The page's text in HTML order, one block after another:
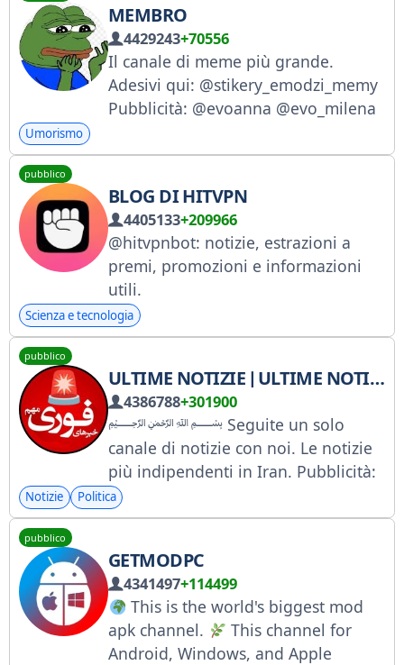
https://linktr.ee/duck_chain Report:
@DuckChain_Support_Bot
MEMBRO
4429243+70556
Il canale di meme più grande.
Adesivi qui: @stikery_emodzi_memy
Pubblicità: @evoanna @evo_milena
spam). Registrazione del canale:
Umorismo
pubblico
BLOG DI HITVPN
4405133+209966
@hitvpnbot: notizie, estrazioni a
premi, promozioni e informazioni
utili.
Scienza e tecnologia
pubblico
4386788+301900
﷽ Seguite un solo
canale di notizie con noi. Le notizie
più indipendenti in Iran. Pubblicità:
@Ads_setare1 Critiche, suggerimenti
e reclami: @IR_AdminFori
Notizie Politica
pubblico
GETMODPC
4341497+114499
This is the world's biggest mod
apk channel.
This channel for
Android, Windows, and Apple